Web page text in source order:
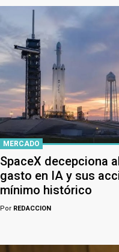
MERCADO
SpaceX decepciona
gasto en IA y sus
mínimo histórico
Por REDACCION